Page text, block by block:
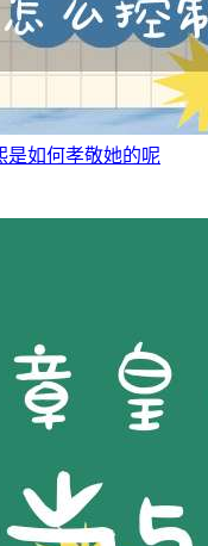
是如何孝敬她的呢